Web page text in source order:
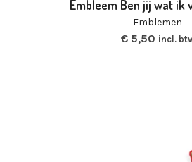
Embleem Ben jij wat ik
Emblemen
€5,50 incl.